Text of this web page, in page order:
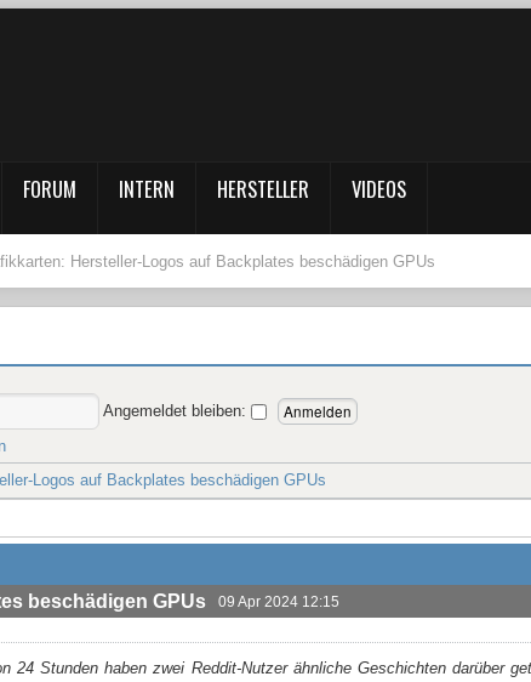
FORUM INTERN HERSTELLER VIDEOS
Hersteller-Logos auf Backplates beschädigen GPUs
Angemeldet bleiben:
Logos auf Backplates beschädigen GPUs
beschädigen GPUs 09 Apr 2024 12:15
24 Stunden haben zwei Reddit-Nutzer ähnliche Geschichten darüber